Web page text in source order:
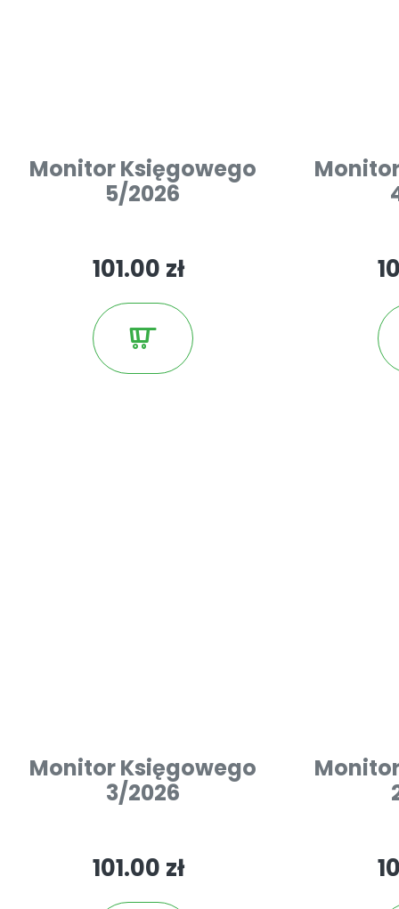
Monitor Księgowego
5/2026
101.00 zł
Monitor Księgowego
3/2026
101.00 zł